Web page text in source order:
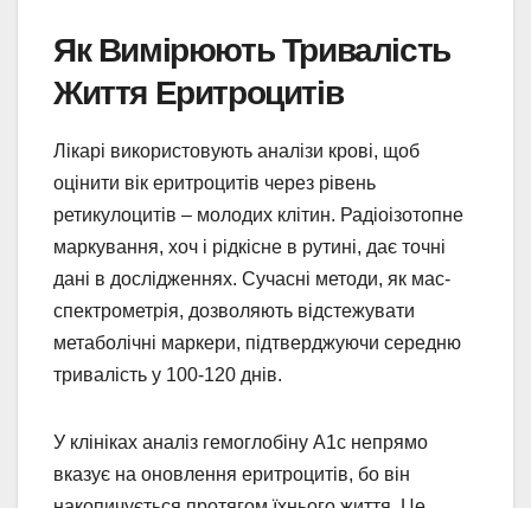
Як Вимірюють Тривалість
Життя Еритроцитів
Лікарі використовують аналізи крові, щоб
оцінити вік еритроцитів через рівень
ретикулоцитів – молодих клітин. Радіоізотопне
маркування, хоч і рідкісне в рутині, дає точні
дані в дослідженнях. Сучасні методи, як мас-
спектрометрія, дозволяють відстежувати
метаболічні маркери, підтверджуючи середню
тривалість у 100-120 днів.
У клініках аналіз гемоглобіну A1c непрямо
вказує на оновлення еритроцитів, бо він